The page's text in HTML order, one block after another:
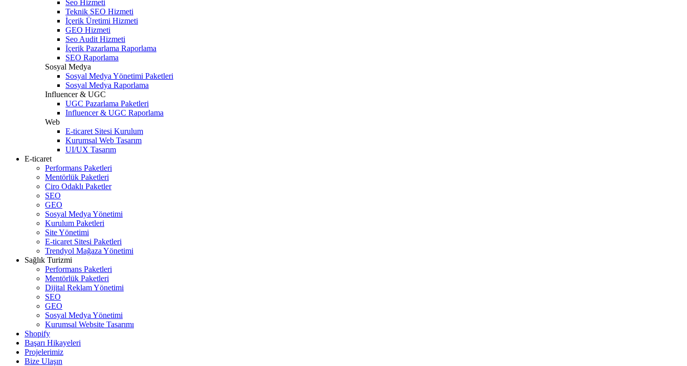
Seo Hizmeti
Teknik SEO Hizmeti
İçerik Üretimi Hizmeti
GEO Hizmeti
Seo Audit Hizmeti
İçerik Pazarlama Raporlama
SEO Raporlama
Sosyal Medya
Sosyal Medya Yönetimi Paketleri
Sosyal Medya Raporlama
Influencer & UGC
UGC Pazarlama Paketleri
Influencer & UGC Raporlama
Web
E-ticaret Sitesi Kurulum
Kurumsal Web Tasarım
UI/UX Tasarım
E-ticaret
Performans Paketleri
Mentörlük Paketleri
Ciro Odaklı Paketler
SEO
GEO
Sosyal Medya Yönetimi
Kurulum Paketleri
Site Yönetimi
E-ticaret Sitesi Paketleri
Trendyol Mağaza Yönetimi
Sağlık Turizmi
Performans Paketleri
Mentörlük Paketleri
Dijital Reklam Yönetimi
SEO
GEO
Sosyal Medya Yönetimi
Kurumsal Website Tasarımı
Shopify
Başarı Hikayeleri
Projelerimiz
Bize Ulaşın